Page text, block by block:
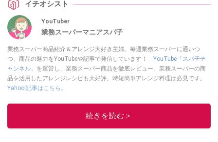
イチオシスト
YouTuber
業務スーパーマニアスパ子
業務スーパー商品紹介＆アレンジ大好き主婦。毎週業務スーパーに通いつ
つ、商品の魅力をYouTubeや記事で発信しています！ YouTube「スパ子チ
ャンネル」 を運営し、業務スーパー商品を徹底レビュー。業務スーパーの商
品を活用したアレンジレシピも大好評。時短簡単アレンジ料理は必見です。
Yahoo!記事はこちら。
このイチオシストの他の記事を読む
続きを読む＞